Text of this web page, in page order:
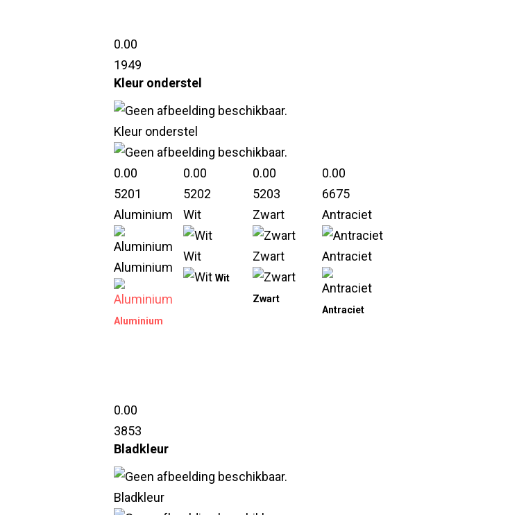
0.00
1949
Kleur onderstel
Kleur onderstel
0.00
5201
Aluminium
Aluminium
Aluminium
0.00
5202
Wit
Wit
Wit
0.00
5203
Zwart
Zwart
Zwart
0.00
6675
Antraciet
Antraciet
Antraciet
0.00
3853
Bladkleur
Bladkleur